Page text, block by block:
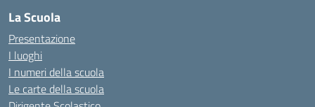
La Scuola
Presentazione
I luoghi
I numeri della scuola
Le carte della scuola